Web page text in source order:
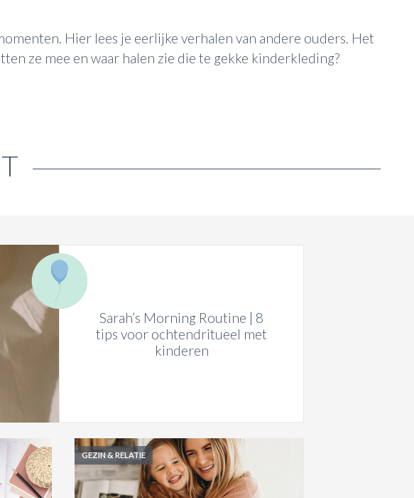
Hier lees je eerlijke verhalen van andere ouders. Het
ze mee en waar halen zie die te gekke kinderkleding?
Sarah’s Morning Routine | 8
tips voor ochtendritueel met
kinderen
GEZIN & RELATIE